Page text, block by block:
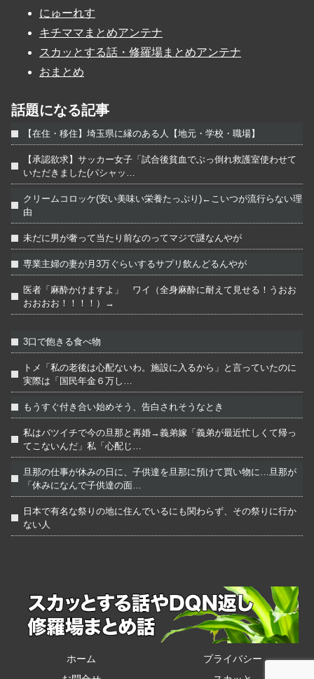
にゅーれす
キチママまとめアンテナ
スカッとする話・修羅場まとめアンテナ
おまとめ
話題になる記事
【在住・移住】埼玉県に縁のある人【地元・学校・職場】
【承認欲求】サッカー女子「試合後貧血でぶっ倒れ救護室使わせて
いただきました(パシャッ…
クリームコロッケ(安い美味い栄養たっぷり)←こいつが流行らない理
由
未だに男が奢って当たり前なのってマジで謎なんやが
専業主婦の妻が月3万ぐらいするサプリ飲んどるんやが
医者「麻酔かけますよ」 ワイ（全身麻酔に耐えて見せる！うおお
おおおお！！！！）→
3口で飽きる食べ物
トメ「私の老後は心配ないわ。施設に入るから」と言っていたのに
実際は「国民年金６万し…
もうすぐ付き合い始めそう、告白されそうなとき
私はバツイチで今の旦那と再婚→義弟嫁「義弟が最近忙しくて帰っ
てこないんだ」私「心配じ…
旦那の仕事が休みの日に、子供達を旦那に預けて買い物に…旦那が
「休みになんで子供達の面…
日本で有名な祭りの地に住んでいるにも関わらず、その祭りに行か
ない人
ホーム
プライバシー